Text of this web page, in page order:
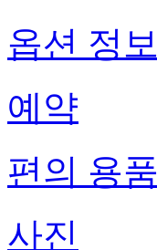
옵션 정보
예약
편의 용품
사진